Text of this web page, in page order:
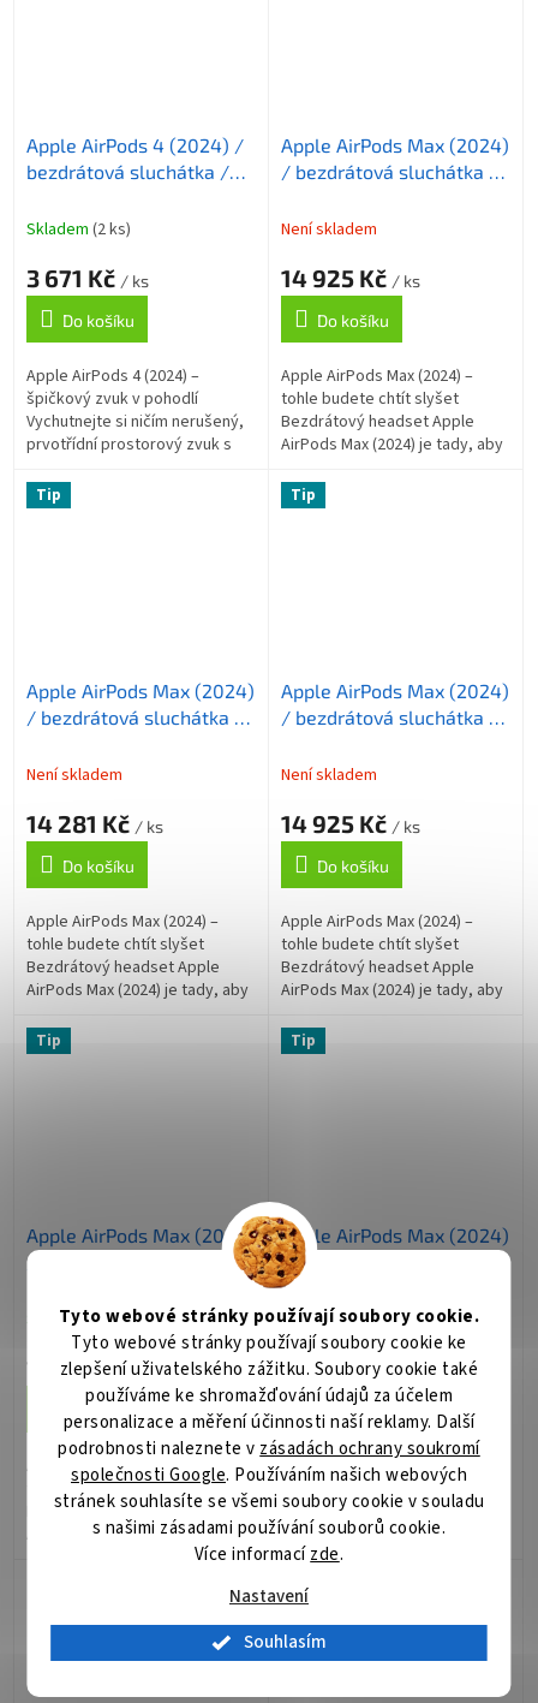
Tyto webové stránky používají soubory cookie.
Tyto webové stránky používají soubory cookie ke
zlepšení uživatelského zážitku. Soubory cookie také
používáme ke shromažďování údajů za účelem
personalizace a měření účinnosti naší reklamy. Další
podrobnosti naleznete v zásadách ochrany soukromí
společnosti Google. Používáním našich webových
stránek souhlasíte se všemi soubory cookie v souladu
s našimi zásadami používání souborů cookie.
Více informacízde.
Nastavení
Souhlasím
Apple AirPods 4 (2024) /
bezdrátová sluchátka /
Skladem (2 ks)
3 671 Kč / ks
Do košíku
Apple AirPods 4 (2024) –
špičkový zvuk v pohodlí
Vychutnejte si ničím nerušený,
prvotřídní prostorový zvuk s
AirPods 4 (2024) . Tento model
staví...
Apple AirPods Max (2024)
/ bezdrátová sluchátka /
Není skladem
14 925 Kč / ks
Do košíku
Apple AirPods Max (2024) –
tohle budete chtít slyšet
Bezdrátový headset Apple
AirPods Max (2024) je tady, aby
fantastické hudební zážitky.
Ponořte se do audio...
Tip
Apple AirPods Max (2024)
/ bezdrátová sluchátka /
Není skladem
14 281 Kč / ks
Do košíku
Apple AirPods Max (2024) –
tohle budete chtít slyšet
Bezdrátový headset Apple
AirPods Max (2024) je tady, aby
fantastické hudební zážitky.
Ponořte se do audio...
Tip
Apple AirPods Max (2024)
/ bezdrátová sluchátka /
Není skladem
14 925 Kč / ks
Do košíku
Apple AirPods Max (2024) –
tohle budete chtít slyšet
Bezdrátový headset Apple
AirPods Max (2024) je tady, aby
fantastické hudební zážitky.
Ponořte se do audio...
Tip
Apple AirPods Max (2024)
/ bezdrátová sluchátka /
Skladem(1 ks)
14 925 Kč/ ks
Do košíku
Apple AirPods Max (2024) –
tohle budete chtít slyšet
Bezdrátový headset Apple
AirPods Max (2024) je tady, aby
Tip
Apple AirPods Max (2024)
/ bezdrátová sluchátka /
temně inkoustová
Skladem(1 ks)
14 281 Kč/ ks
Do košíku
Apple AirPods Max (2024) –
tohle budete chtít slyšet
Bezdrátový headset Apple
AirPods Max (2024) je tady, aby
vám zprostředkoval
Ponořte se do audio...